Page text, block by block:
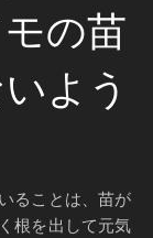
の苗
よう
ることは、苗が
根を出して元気